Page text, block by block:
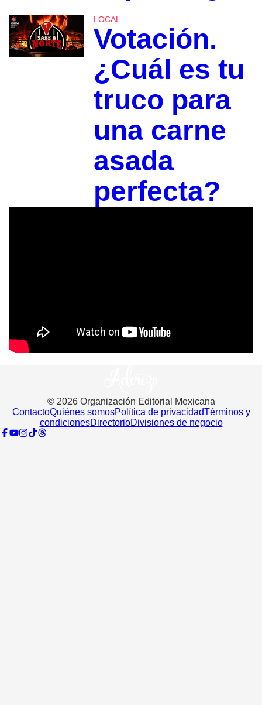
LOCAL
Votación.
¿Cuál es tu
truco para
una carne
asada
perfecta?
© 2026Organización Editorial Mexicana
ContactoQuiénes somosPolítica de privacidadTérminos y
condicionesDirectorioDivisiones de negocio